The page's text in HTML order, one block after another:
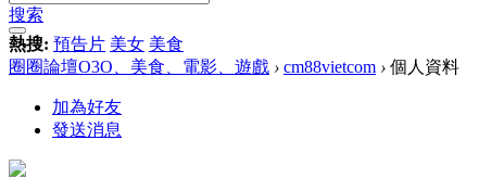
搜索
熱搜: 預告片 美女 美食
圈圈論壇O3O、美食、電影、遊戲 › cm88vietcom › 個人資料
加為好友
發送消息